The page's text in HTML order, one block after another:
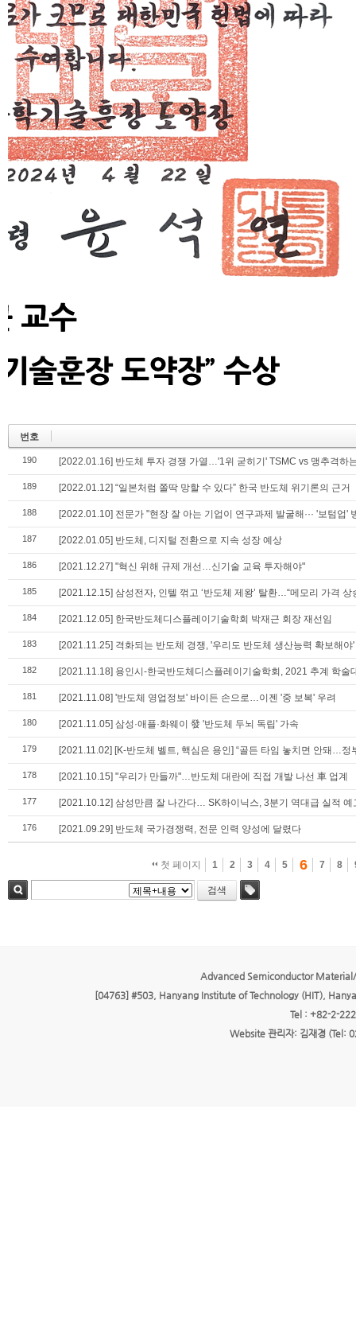
번호
190 [2022.01.16] 반도체 투자 경쟁 가열…'1위 굳히기' TSMC vs 맹추격하
189 [2022.01.12] “일본처럼 쫄딱 망할 수 있다” 한국 반도체 위기론의 근거
188 [2022.01.10] 전문가 "현장 잘 아는 기업이 연구과제 발굴해··· '보텀업'
187 [2022.01.05] 반도체, 디지털 전환으로 지속 성장 예상
186 [2021.12.27] "혁신 위해 규제 개선…신기술 교육 투자해야"
185 [2021.12.15] 삼성전자, 인텔 꺾고 ‘반도체 제왕’ 탈환…“메모리 가격 상
184 [2021.12.05] 한국반도체디스플레이기술학회 박재근 회장 재선임
183 [2021.11.25] 격화되는 반도체 경쟁, '우리도 반도체 생산능력 확보해야'
182 [2021.11.18] 용인시-한국반도체디스플레이기술학회, 2021 추계 학술
181 [2021.11.08] '반도체 영업정보' 바이든 손으로…이젠 '중 보복' 우려
180 [2021.11.05] 삼성·애플·화웨이 發 '반도체 두뇌 독립' 가속
179 [2021.11.02] [K-반도체 벨트, 핵심은 용인] “골든 타임 놓치면 안돼…정
178 [2021.10.15] "우리가 만들까"…반도체 대란에 직접 개발 나선 車 업계
177 [2021.10.12] 삼성만큼 잘 나간다… SK하이닉스, 3분기 역대급 실적 예
176 [2021.09.29] 반도체 국가경쟁력, 전문 인력 양성에 달렸다
첫 페이지 1 2 3 4 5 6 7 8
검색
Advanced Semiconductor
[04763] #503, Hanyang Institute of Technology (HIT),
Tel : +82-2-
Website 관리자: 김재경